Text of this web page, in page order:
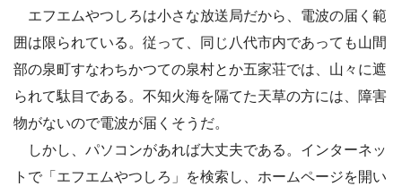
エフエムやつしろは小さな放送局だから、電波の届く範
囲は限られている。従って、同じ八代市内であっても山間
部の泉町すなわちかつての泉村とか五家荘では、山々に遮
られて駄目である。不知火海を隔てた天草の方には、障害
物がないので電波が届くそうだ。
しかし、パソコンがあれば大丈夫である。インターネッ
トで「エフエムやつしろ」を検索し、ホームページを開い